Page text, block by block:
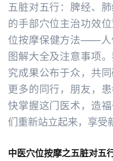
五脏对五行：脾经、
的手部穴位主治功效
位按摩保健方法——人
图解大全及注意事项
究成果公布于众，共
更多的同行，朋友，
快掌握这门医术，造
们重新站立起来，享受
中医穴位按摩之五脏对五